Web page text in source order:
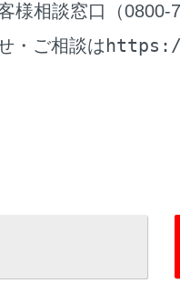
のため、運転中は運転者
起こす可能性があります
様相談窓口（0800-
・ご相談は